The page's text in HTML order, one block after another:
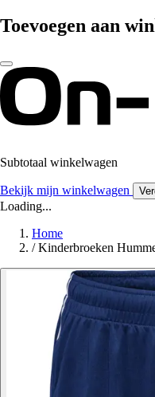
Toevoegen aan
Subtotaal winkelwagen
Bekijk mijn winkelwagen
Loading...
Home
/ Kinderbroeken